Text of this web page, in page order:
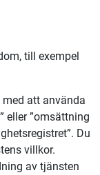
till exempel
att använda
eller ”omsättning
Du
villkor.
av tjänsten